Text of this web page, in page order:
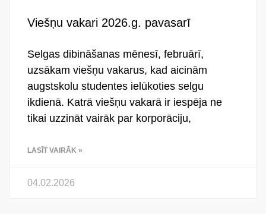
Viešņu vakari 2026.g. pavasarī
Selgas dibināšanas mēnesī, februārī,
uzsākam viešņu vakarus, kad aicinām
augstskolu studentes ielūkoties selgu
ikdienā. Katrā viešņu vakarā ir iespēja ne
tikai uzzināt vairāk par korporāciju,
LASĪT VAIRĀK »
04.02.2026